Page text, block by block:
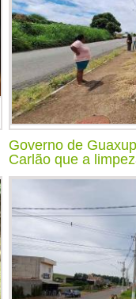
Governo de
Carlão que a